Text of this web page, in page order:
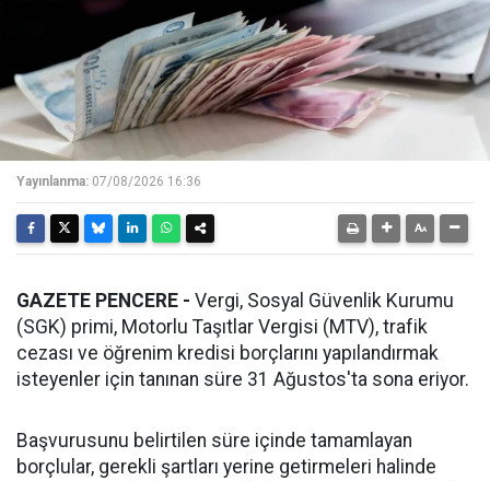
Yayınlanma: 07/08/2026 16:36
GAZETE PENCERE - Vergi, Sosyal Güvenlik Kurumu
(SGK) primi, Motorlu Taşıtlar Vergisi (MTV), trafik
cezası ve öğrenim kredisi borçlarını yapılandırmak
isteyenler için tanınan süre 31 Ağustos'ta sona eriyor.
Başvurusunu belirtilen süre içinde tamamlayan
borçlular, gerekli şartları yerine getirmeleri halinde